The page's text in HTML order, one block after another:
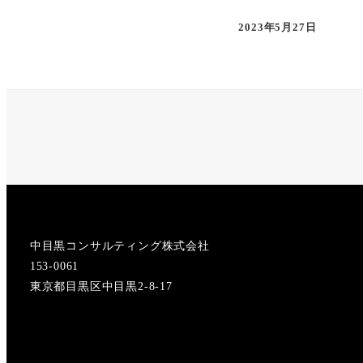
投稿日
2023年5月27日
中目黒コンサルティング株式会社
153-0061
東京都目黒区中目黒2-8-17